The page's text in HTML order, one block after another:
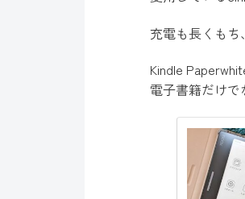
充電も長くもち
Kindle
電子書籍だけで